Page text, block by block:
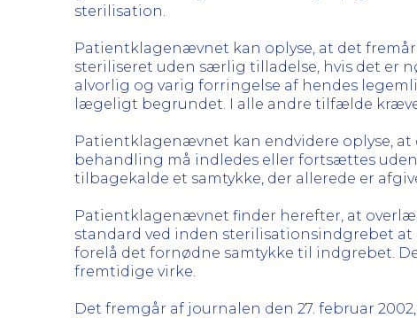
sterilisation.
Patientklagenævnet kan oplyse, at det
steriliseret uden særlig tilladelse, hvis det er
alvorlig og varig forringelse af hendes
lægeligt begrundet. I alle andre tilfælde
Patientklagenævnet kan endvidere oplyse,
behandling må indledes eller fortsættes
tilbagekalde et samtykke, der allerede er
Patientklagenævnet finder herefter, at
standard ved inden sterilisationsindgrebet
forelå det fornødne samtykke til indgrebet.
fremtidige virke.
Det fremgår af journalen den 27. februar